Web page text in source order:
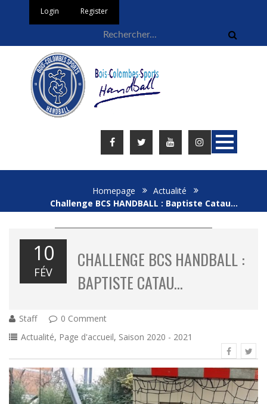
Login Register
Homepage
Actualité
Challenge BCS HANDBALL : Baptiste Catau…
10
FÉV
CHALLENGE BCS HANDBALL :
BAPTISTE CATAU…
Staff
0 Comment
Actualité, Page d'accueil, Saison 2020 - 2021